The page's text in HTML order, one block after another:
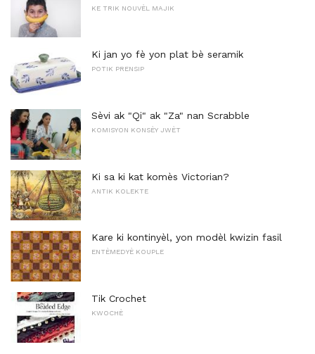
KE TRIK NOUVÈL MAJIK
Ki jan yo fè yon plat bè seramik
POTIK PRENSIP
Sèvi ak "Qi" ak "Za" nan Scrabble
KOMISYON KONSÈY JWÈT
Ki sa ki kat komès Victorian?
ANTIK KOLEKTE
Kare ki kontinyèl, yon modèl kwizin fasil
ENTÈMEDYÈ KOUPLE
Tik Crochet
KWOCHÈ